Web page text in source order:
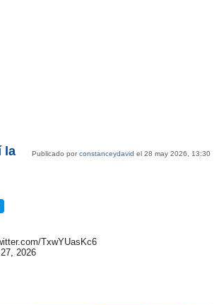
Publicado porconstanceydavid el 28 may 2026, 13:30
la
TxwYUasKc6
2026